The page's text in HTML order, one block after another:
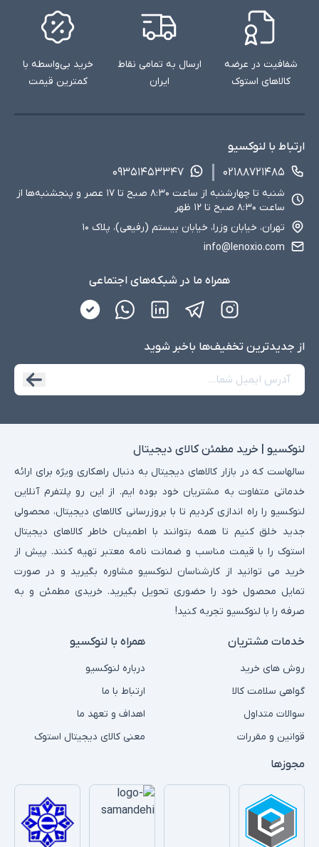
شفافیت در عرضه
کالاهای استوک
ارسال به تمامی نقاط
ایران
خرید بی‌واسطه با
کمترین قیمت
ارتباط با لنوکسیو
۰۲۱۸۸۷۲۱۴۸۵
۰۹۳۵۱۴۵۳۳۴۷
شنبه تا چهارشنبه از ساعت ۸:۳۰ صبح تا ۱۷ عصر و پنجشنبه‌ها از
ساعت ۸:۳۰ صبح تا ۱۲ ظهر
تهران، خیابان وزرا، خیابان بیستم (رفیعی)، پلاک ۱۰
info@lenoxio.com
همراه ما در شبکه‌های اجتماعی
از جدید‌ترین تخفیف‌ها با‌خبر شوید
لنوکسیو | خرید مطمئن کالای دیجیتال
سالهاست که در بازار کالاهای دیجیتال به دنبال راهکاری ویژه برای ارائه
خدماتی متفاوت به مشتریان خود بوده ایم. از این رو پلتفرم آنلاین
لنوکسیو را راه اندازی کردیم تا با بروزرسانی کالاهای دیجیتال، محصولی
جدید خلق کنیم تا همه بتوانند با اطمینان خاطر کالاهای دیجیتال
استوک را با قیمت مناسب و ضمانت نامه معتبر تهیه کنند. پیش از
خرید می توانید از کارشناسان لنوکسیو مشاوره بگیرید و در صورت
تمایل محصول خود را حضوری تحویل بگیرید. خریدی مطمئن و به
صرفه را با لنوکسیو تجربه کنید!
خدمات مشتریان
روش های خرید
گواهی سلامت کالا
سوالات متداول
قوانین و مقررات
همراه با لنوکسیو
درباره لنوکسیو
ارتباط با ما
اهداف و تعهد ما
معنی کالای دیجیتال استوک
مجوزها